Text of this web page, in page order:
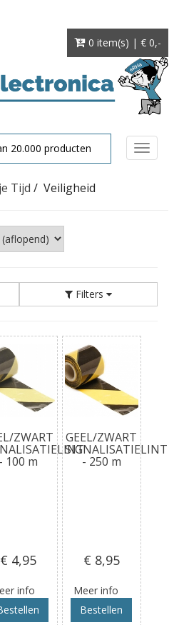
0 item(s) | € 0,-
Toggle
Tijd / Veiligheid
Filters
ZWART
- 100 m
€ 4,95
info
GEEL/ZWART
SIGNALISATIELINT
- 250 m
€ 8,95
Meer info
Bestellen